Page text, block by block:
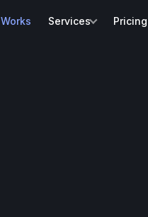
Works Services Pricing